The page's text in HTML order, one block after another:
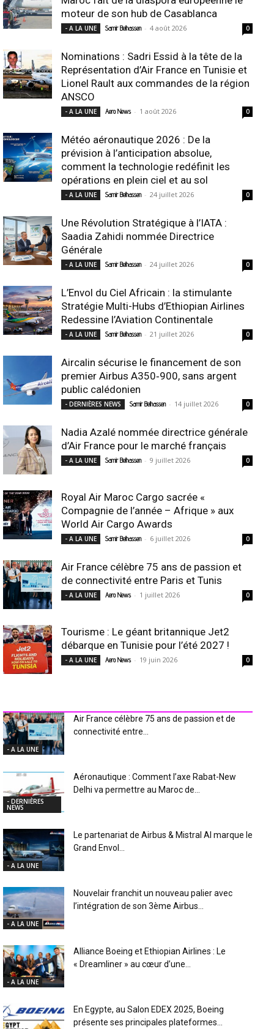
moteur de son hub de Casablanca
- A LA UNE Samir Belhassen - 4 août 2026 0
Nominations : Sadri Essid à la tête de la
Représentation d’Air France en Tunisie et
Lionel Rault aux commandes de la région
ANSCO
- A LA UNE Aero News - 1 août 2026 0
Météo aéronautique 2026 : De la
prévision à l’anticipation absolue,
comment la technologie redéfinit les
opérations en plein ciel et au sol
- A LA UNE Samir Belhassen - 24 juillet 2026 0
Une Révolution Stratégique à l’IATA :
Saadia Zahidi nommée Directrice
Générale
- A LA UNE Samir Belhassen - 24 juillet 2026 0
L’Envol du Ciel Africain : la stimulante
Stratégie Multi-Hubs d’Ethiopian Airlines
Redessine l’Aviation Continentale
- A LA UNE Samir Belhassen - 21 juillet 2026 0
Aircalin sécurise le financement de son
premier Airbus A350‑900, sans argent
public calédonien
- DERNIÈRES NEWS Samir Belhassen - 14 juillet 2026 0
Nadia Azalé nommée directrice générale
d’Air France pour le marché français
- A LA UNE Samir Belhassen - 9 juillet 2026 0
Royal Air Maroc Cargo sacrée «
Compagnie de l’année – Afrique » aux
World Air Cargo Awards
- A LA UNE Samir Belhassen - 6 juillet 2026 0
Air France célèbre 75 ans de passion et
de connectivité entre Paris et Tunis
- A LA UNE Aero News - 1 juillet 2026 0
Tourisme : Le géant britannique Jet2
débarque en Tunisie pour l’été 2027 !
- A LA UNE Aero News - 19 juin 2026 0
- A LA UNE
Air France célèbre 75 ans de passion et de
connectivité entre...
- DERNIÈRES
NEWS
Aéronautique : Comment l’axe Rabat-New
Delhi va permettre au Maroc de...
- A LA UNE
Le partenariat de Airbus & Mistral AI marque le
Grand Envol...
- A LA UNE
Nouvelair franchit un nouveau palier avec
l’intégration de son 3ème Airbus...
- A LA UNE
Alliance Boeing et Ethiopian Airlines : Le
« Dreamliner » au cœur d’une...
En Egypte, au Salon EDEX 2025, Boeing
présente ses principales plateformes...